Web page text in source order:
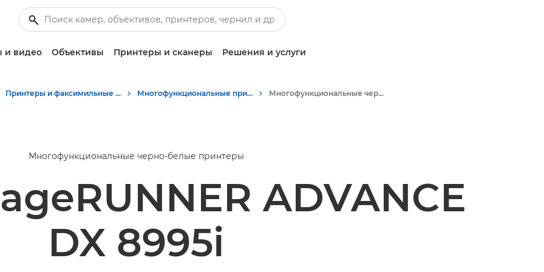
и видео Объективы Принтеры и сканеры Решения и услуги
Принтеры и факсимильные аппараты для бизнеса Многофункциональные принтеры - Принтеры «Все в одном» Многофункциональные черно-белые принтеры
Многофункциональные черно-белые принтеры
ADVANCE
DX 8995i